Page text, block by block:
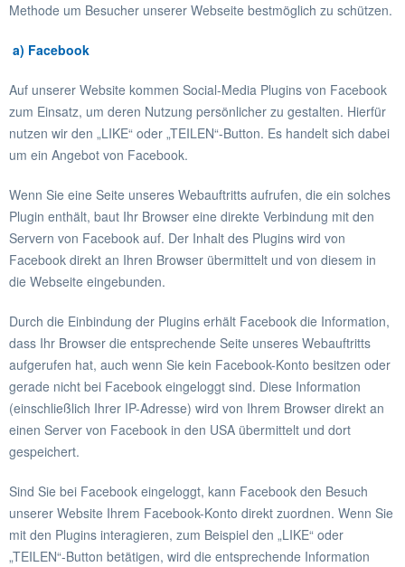
Methode um Besucher unserer Webseite bestmöglich zu schützen.
a) Facebook
Auf unserer Website kommen Social-Media Plugins von Facebook
zum Einsatz, um deren Nutzung persönlicher zu gestalten. Hierfür
nutzen wir den „LIKE“ oder „TEILEN“-Button. Es handelt sich dabei
um ein Angebot von Facebook.
Wenn Sie eine Seite unseres Webauftritts aufrufen, die ein solches
Plugin enthält, baut Ihr Browser eine direkte Verbindung mit den
Servern von Facebook auf. Der Inhalt des Plugins wird von
Facebook direkt an Ihren Browser übermittelt und von diesem in
die Webseite eingebunden.
Durch die Einbindung der Plugins erhält Facebook die Information,
dass Ihr Browser die entsprechende Seite unseres Webauftritts
aufgerufen hat, auch wenn Sie kein Facebook-Konto besitzen oder
gerade nicht bei Facebook eingeloggt sind. Diese Information
(einschließlich Ihrer IP-Adresse) wird von Ihrem Browser direkt an
einen Server von Facebook in den USA übermittelt und dort
gespeichert.
Sind Sie bei Facebook eingeloggt, kann Facebook den Besuch
unserer Website Ihrem Facebook-Konto direkt zuordnen. Wenn Sie
mit den Plugins interagieren, zum Beispiel den „LIKE“ oder
„TEILEN“-Button betätigen, wird die entsprechende Information